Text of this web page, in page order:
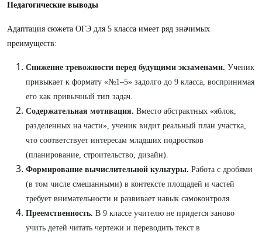
Педагогические выводы
Адаптация сюжета ОГЭ для 5 класса имеет ряд значимых
преимуществ:
Снижение тревожности перед будущими экзаменами. Ученик
привыкает к формату «№1–5» задолго до 9 класса, воспринимая
его как привычный тип задач.
Содержательная мотивация. Вместо абстрактных «яблок,
разделенных на части», ученик видит реальный план участка,
что соответствует интересам младших подростков
(планирование, строительство, дизайн).
Формирование вычислительной культуры. Работа с дробями
(в том числе смешанными) в контексте площадей и частей
требует внимательности и развивает навык самоконтроля.
Преемственность. В 9 классе учителю не придется заново
учить детей читать чертежи и переводить текст в